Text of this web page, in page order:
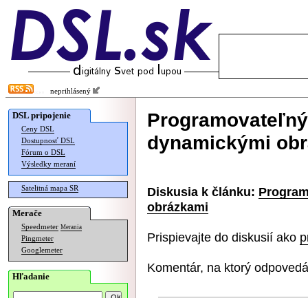
neprihlásený
DSL pripojenie
Ceny DSL
Dostupnosť DSL
Fórum o DSL
Výsledky meraní
Satelitná mapa SR
Merače
Speedmeter Merania
Pingmeter
Googlemeter
Hľadanie
dynamickými
Diskusia k článku:
obrázkami
Prispievajte do diskusií ako
Komentár, na ktorý